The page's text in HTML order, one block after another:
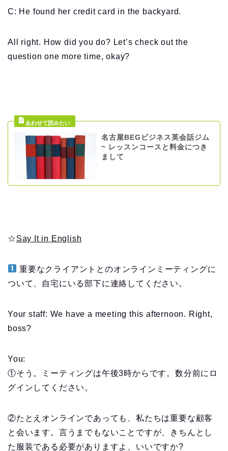
C: He found her credit card in the backyard.
All right. How did you do? Let’s check out the
question one more time, okay?
名古屋BEGビジネス英会話ジム
~ レッスンコースと料金につき
まして
☆Say It in English
重要なクライアントとのオンラインミーティングに
ついて、自宅にいる部下に連絡してください。
Your staff: We have a meeting this afternoon. Right,
boss?
You:
①そう。ミーティングは午後3時からです。数分前にロ
グインしてください。
②たとえオンラインであっても、私たちは重要な顧客
と会います。言うまでもないことですが、きちんとし
た服装である必要がありますよ、いいですか?